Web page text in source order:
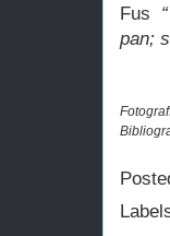
Fus
pan;